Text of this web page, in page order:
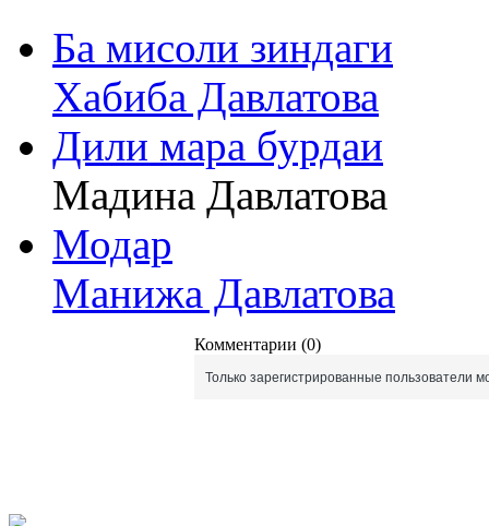
Ба мисоли зиндаги
Хабиба Давлатова
Дили мара бурдаи
Мадина Давлатова
Модар
Манижа Давлатова
Комментарии (0)
Только зарегистрированные пользователи